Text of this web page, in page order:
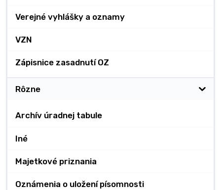
Verejné vyhlášky a oznamy
VZN
Zápisnice zasadnutí OZ
Rôzne
Archív úradnej tabule
Iné
Majetkové priznania
Oznámenia o uložení písomnosti